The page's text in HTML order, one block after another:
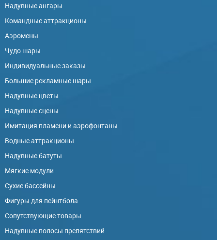
Надувные ангары
Командные аттракционы
Аэромены
Чудо шары
Индивидуальные заказы
Большие рекламные шары
Надувные цветы
Надувные сцены
Имитация пламени и аэрофонтаны
Водные аттракционы
Надувные батуты
Мягкие модули
Сухие бассейны
Фигуры для пейнтбола
Сопутствующие товары
Надувные полосы препятствий